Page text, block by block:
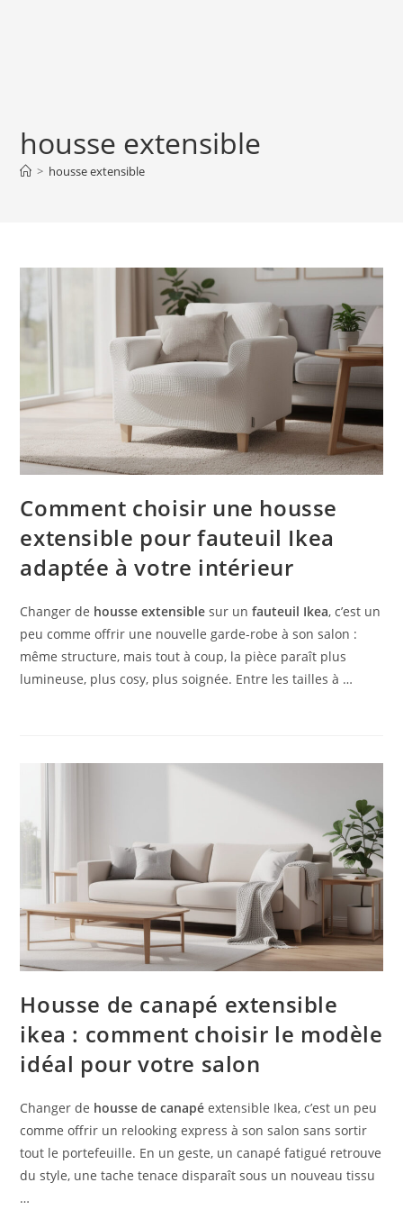
housse extensible
> housse extensible
Comment choisir une housse
extensible pour fauteuil Ikea
adaptée à votre intérieur
Changer de housse extensible sur unfauteuil Ikea, c’est un
peu comme offrir une nouvelle garde-robe à son salon :
même structure, mais tout à coup, la pièce paraît plus
lumineuse, plus cosy, plus soignée. Entre les tailles à …
Housse de canapé extensible
ikea : comment choisir le modèle
idéal pour votre salon
Changer de housse de canapé extensible Ikea, c’est un peu
comme offrir un relooking express à son salon sans sortir
tout le portefeuille. En un geste, un canapé fatigué retrouve
du style, une tache tenace disparaît sous un nouveau tissu
…